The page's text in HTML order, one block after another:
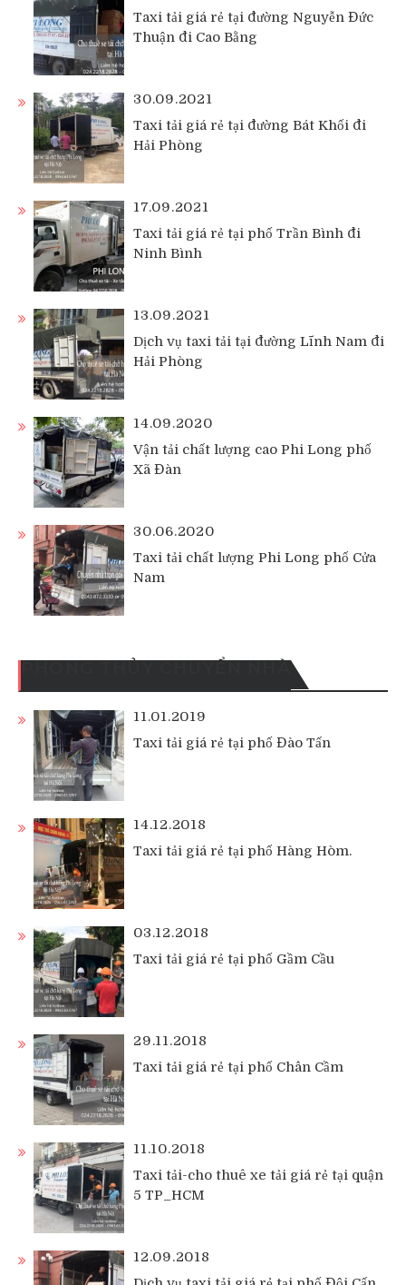
Taxi tải giá rẻ tại đường Nguyễn Đức
Thuận đi Cao Bằng
30.09.2021
Taxi tải giá rẻ tại đường Bát Khối đi
Hải Phòng
17.09.2021
Taxi tải giá rẻ tại phố Trần Bình đi
Ninh Bình
13.09.2021
Dịch vụ taxi tải tại đường Lĩnh Nam đi
Hải Phòng
14.09.2020
Vận tải chất lượng cao Phi Long phố
Xã Đàn
30.06.2020
Taxi tải chất lượng Phi Long phố Cửa
Nam
11.01.2019
Taxi tải giá rẻ tại phố Đào Tấn
14.12.2018
Taxi tải giá rẻ tại phố Hàng Hòm.
03.12.2018
Taxi tải giá rẻ tại phố Gầm Cầu
29.11.2018
Taxi tải giá rẻ tại phố Chân Cầm
11.10.2018
Taxi tải-cho thuê xe tải giá rẻ tại quận
5 TP_HCM
12.09.2018